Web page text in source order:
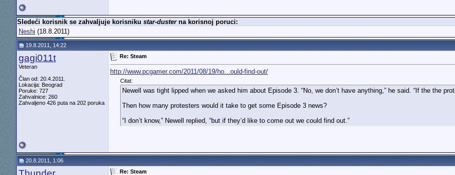
Sledeći korisnik se zahvaljuje korisniku star-dusterna korisnoj poruci:
Neshi (18.8.2011)
19.8.2011, 14:22
gagi011t
Veteran
Član od: 20.4.2011.
Lokacija: Beograd
Poruke: 727
Zahvalnice: 260
Zahvaljeno 426 puta na 202 poruka
Re: Steam
http://www.pcgamer.com/2011/08/19/ho...ould-find-out/
Citat:
Newell was tight lipped when we asked him about Episode 3. “No, we don’t have anything,” he said. “If the the
Then how many protesters would it take to get some Episode 3 news?
“I don’t know,” Newell replied, “but if they’d like to come out we could find out.”
20.8.2011, 1:06
Re: Steam